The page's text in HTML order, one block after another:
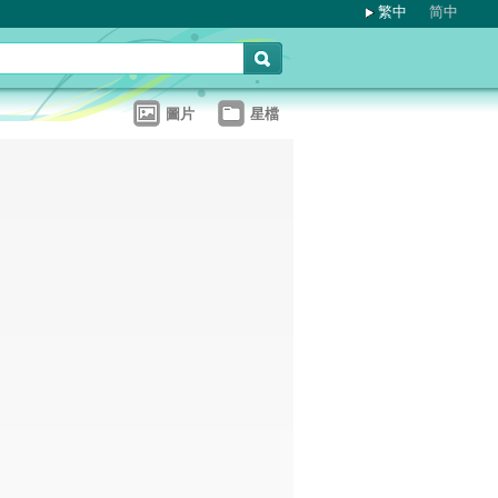
繁中 简中
圖片 星檔